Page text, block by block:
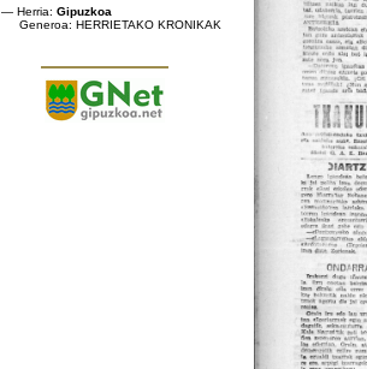
— Herria: Gipuzkoa
Generoa: HERRIETAKO KRONIKAK